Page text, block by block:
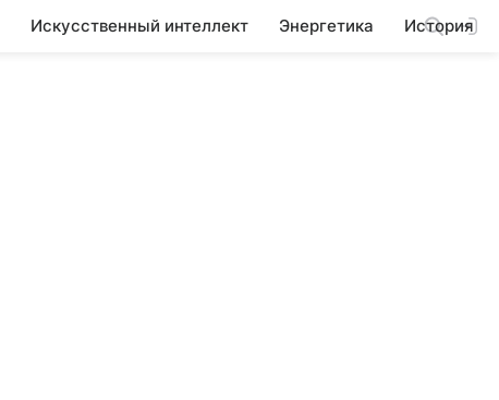
Искусственный интеллект Энергетика История